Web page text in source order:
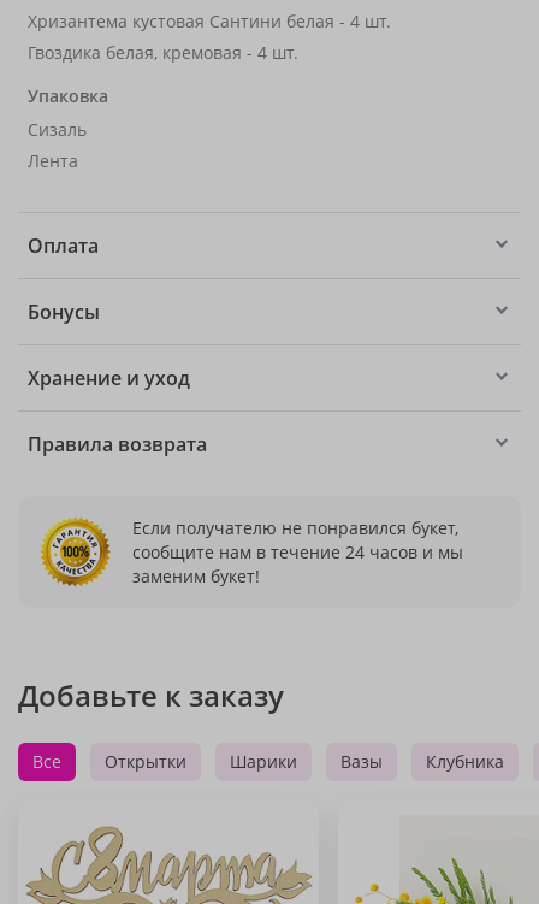
Хризантема кустовая Сантини белая - 4 шт.
Гвоздика белая, кремовая - 4 шт.
Упаковка
Сизаль
Лента
Оплата
Бонусы
Хранение и уход
Правила возврата
Если получателю не понравился букет,
сообщите нам в течение 24 часов и мы
заменим букет!
Добавьте к заказу
Все Открытки Шарики Вазы Клубника